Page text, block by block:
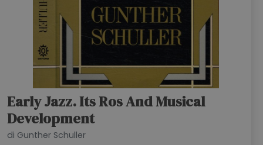
Early Jazz. Its Ros And Musical
Development
di Gunther Schuller